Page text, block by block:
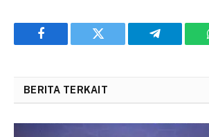
Facebook Twitter Telegram
BERITA TERKAIT